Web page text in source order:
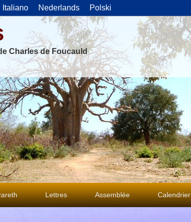
Italiano Nederlands Polski
Charles de Foucauld
Lettres Assemblée Calendrier